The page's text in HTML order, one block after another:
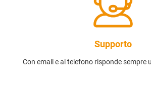
Supporto
Con email e al telefono risponde sempre